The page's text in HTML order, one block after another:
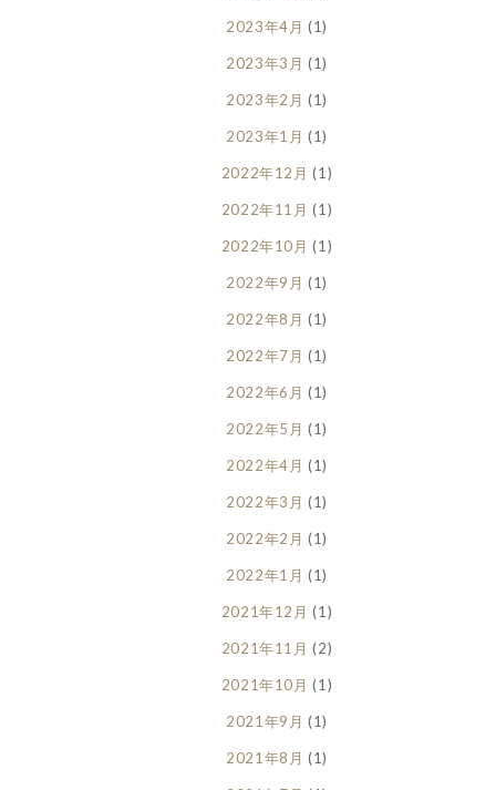
2023年4月 (1)
2023年3月 (1)
2023年2月 (1)
2023年1月 (1)
2022年12月 (1)
2022年11月 (1)
2022年10月 (1)
2022年9月 (1)
2022年8月 (1)
2022年7月 (1)
2022年6月 (1)
2022年5月 (1)
2022年4月 (1)
2022年3月 (1)
2022年2月 (1)
2022年1月 (1)
2021年12月 (1)
2021年11月 (2)
2021年10月 (1)
2021年9月 (1)
2021年8月 (1)